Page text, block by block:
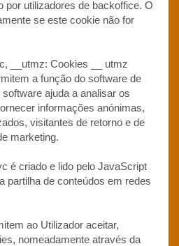
por utilizadores de backoffice. O
se este cookie não for
__utmz: Cookies __ utmz
a função do software de
ajuda a analisar os
informações anónimas,
visitantes de retorno e de
marketing.
é criado e lido pelo JavaScript
partilha de conteúdos em redes
ao Utilizador aceitar,
nomeadamente através da